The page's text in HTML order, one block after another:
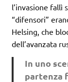
l’invasione fallì
“difensori”
Helsing, che
dell’avanzata
In uno
partenza